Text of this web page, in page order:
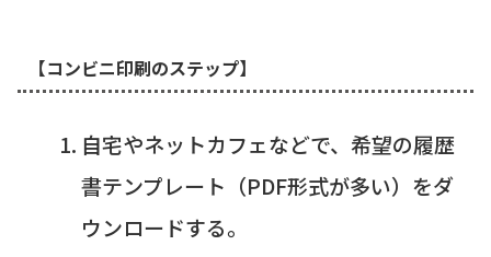
【コンビニ印刷のステップ】
自宅やネットカフェなどで、希望の履歴
書テンプレート（PDF形式が多い）をダ
ウンロードする。